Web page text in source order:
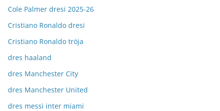
Cole Palmer dresi 2025-26
Cristiano Ronaldo dresi
Cristiano Ronaldo tröja
dres haaland
dres Manchester City
dres Manchester United
dres messi inter miami